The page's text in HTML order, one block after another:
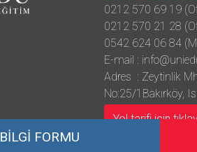
0212 570 69 19
0212 570 21 28
0542 624 06 84
E-mail :
Adres : Zeytinlik
No:25/1Bakırköy,
Yol tarifi için
BİLGİ FORMU